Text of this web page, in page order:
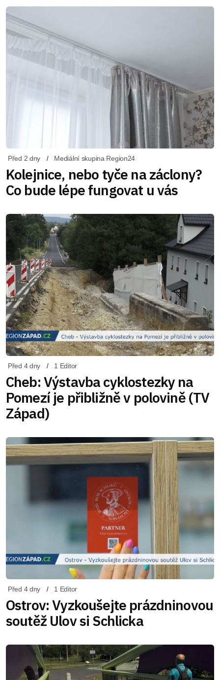
Před 2 dny Mediální skupina Region24
Kolejnice, nebo tyče na záclony?
Co bude lépe fungovat u vás
Před 4 dny 1 Editor
Cheb: Výstavba cyklostezky na
Pomezí je přibližně v polovině (TV
Západ)
Před 4 dny 1 Editor
Ostrov: Vyzkoušejte prázdninovou
soutěž Ulov si Schlicka